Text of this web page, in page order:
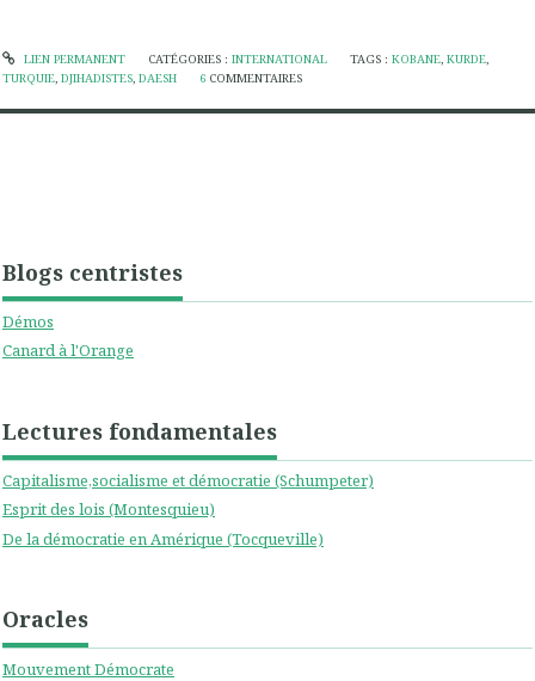
Blogs centristes
Démos
Canard à l'Orange
Lectures fondamentales
Capitalisme,socialisme et démocratie (Schumpeter)
Esprit des lois (Montesquieu)
De la démocratie en Amérique (Tocqueville)
Oracles
Mouvement Démocrate
LIEN PERMANENT CATÉGORIES : INTERNATIONAL TAGS :KOBANE,KURDE,
TURQUIE, DJIHADISTES, DAESH 6 COMMENTAIRES